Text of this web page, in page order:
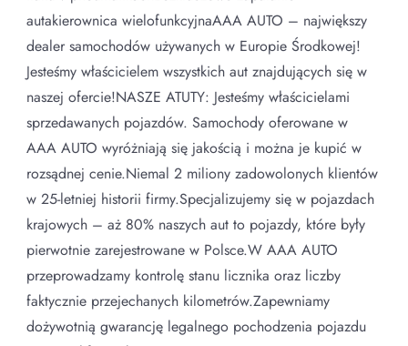
autakierownica wielofunkcyjnaAAA AUTO – największy
dealer samochodów używanych w Europie Środkowej!
Jesteśmy właścicielem wszystkich aut znajdujących się w
naszej ofercie!NASZE ATUTY: Jesteśmy właścicielami
sprzedawanych pojazdów. Samochody oferowane w
AAA AUTO wyróżniają się jakością i można je kupić w
rozsądnej cenie.Niemal 2 miliony zadowolonych klientów
w 25-letniej historii firmy.Specjalizujemy się w pojazdach
krajowych – aż 80% naszych aut to pojazdy, które były
pierwotnie zarejestrowane w Polsce.W AAA AUTO
przeprowadzamy kontrolę stanu licznika oraz liczby
faktycznie przejechanych kilometrów.Zapewniamy
dożywotnią gwarancję legalnego pochodzenia pojazdu